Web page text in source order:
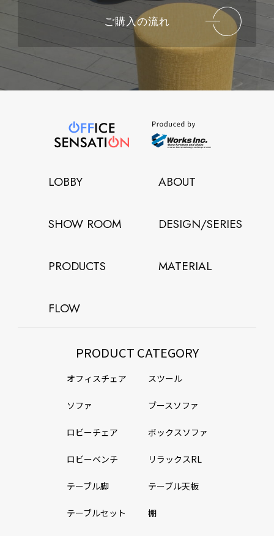
ご購入の流れ
LOBBY ABOUT
SHOW ROOM DESIGN/SERIES
PRODUCTS MATERIAL
FLOW
PRODUCT CATEGORY
オフィスチェア スツール
ソファ ブースソファ
ロビーチェア ボックスソファ
ロビーベンチ リラックスRL
テーブル脚 テーブル天板
テーブルセット 棚